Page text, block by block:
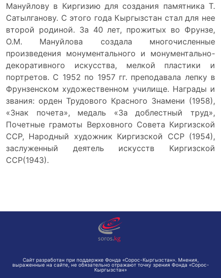
Мануйлову в Киргизию для создания памятника Т.
Сатылганову. С этого года Кыргызстан стал для нее
второй родиной. За 40 лет, прожитых во Фрунзе,
О.М. Мануйлова создала многочисленные
произведения монументального и монументально-
декоративного искусства, мелкой пластики и
портретов. С 1952 по 1957 гг. преподавала лепку в
Фрунзенском художественном училище. Награды и
звания: орден Трудового Красного Знамени (1958),
«Знак почета», медаль «За доблестный труд»,
Почетные грамоты Верховного Совета Киргизской
ССР, Народный художник Киргизской ССР (1954),
заслуженный деятель искусств Киргизской
ССР(1943).
Сайт разработан при поддержке Фонда «Сорос-Кыргызстан». Мнения,
выраженные на сайте, не обязательно отражают точку зрения Фонда «Сорос-
Кыргызстан»